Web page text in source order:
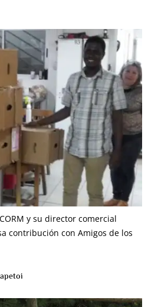
y su director comercial
contribución con Amigos de los